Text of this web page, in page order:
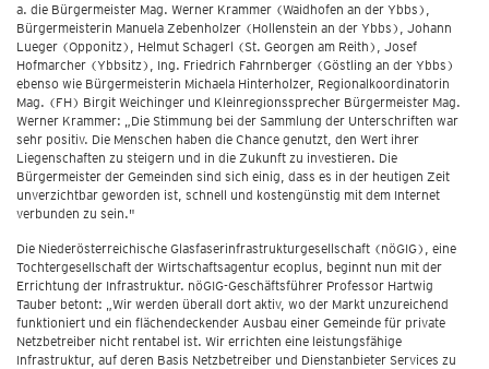
a. die Bürgermeister Mag. Werner Krammer (Waidhofen an der Ybbs),
Bürgermeisterin Manuela Zebenholzer (Hollenstein an der Ybbs), Johann
Lueger (Opponitz), Helmut Schagerl (St. Georgen am Reith), Josef
Hofmarcher (Ybbsitz), Ing. Friedrich Fahrnberger (Göstling an der Ybbs)
ebenso wie Bürgermeisterin Michaela Hinterholzer, Regionalkoordinatorin
Mag. (FH) Birgit Weichinger und Kleinregionssprecher Bürgermeister Mag.
Werner Krammer: „Die Stimmung bei der Sammlung der Unterschriften war
sehr positiv. Die Menschen haben die Chance genutzt, den Wert ihrer
Liegenschaften zu steigern und in die Zukunft zu investieren. Die
Bürgermeister der Gemeinden sind sich einig, dass es in der heutigen Zeit
unverzichtbar geworden ist, schnell und kostengünstig mit dem Internet
verbunden zu sein."
Die Niederösterreichische Glasfaserinfrastrukturgesellschaft (nöGIG), eine
Tochtergesellschaft der Wirtschaftsagentur ecoplus, beginnt nun mit der
Errichtung der Infrastruktur. nöGIG-Geschäftsführer Professor Hartwig
Tauber betont: „Wir werden überall dort aktiv, wo der Markt unzureichend
funktioniert und ein flächendeckender Ausbau einer Gemeinde für private
Netzbetreiber nicht rentabel ist. Wir errichten eine leistungsfähige
Infrastruktur, auf deren Basis Netzbetreiber und Dienstanbieter Services zu